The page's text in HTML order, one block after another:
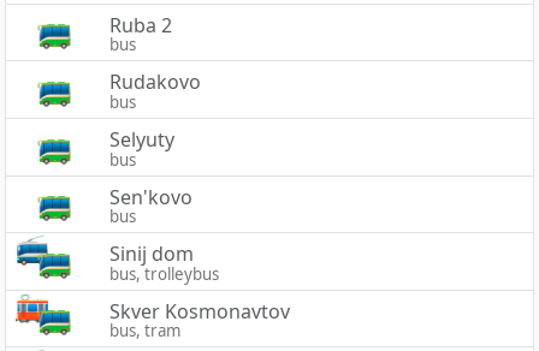
Ruba 2
bus
Rudakovo
bus
Selyuty
bus
Sen'kovo
bus
Sinij dom
bus, trolleybus
Skver Kosmonavtov
bus, tram